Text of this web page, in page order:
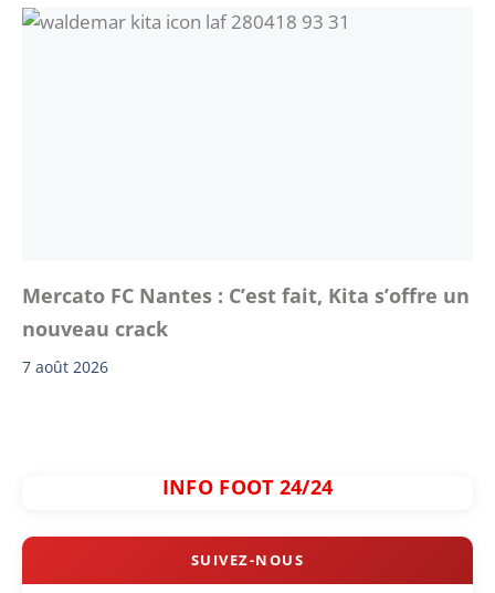
Mercato FC Nantes : C’est fait, Kita s’offre un
nouveau crack
7 août 2026
INFO FOOT 24/24